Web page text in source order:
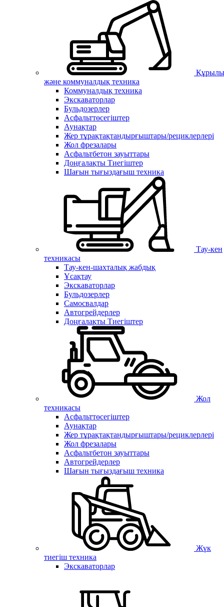
және коммуналдық техника
Коммуналдық техника
Экскаваторлар
Бульдозерлер
Асфальттөсегіштер
Аунақтар
Жер тұрақтақтандырғыштары/рециклерлері
Жол фрезалары
Асфальтбетон зауыттары
Доңғалақты Тиегіштер
Шағын тығыздағыш техника
Тау-кен
техникасы
Тау-кен-шахталық жабдық
Ұсақтау
Экскаваторлар
Бульдозерлер
Самосвалдар
Автогрейдерлер
Доңғалақты Тиегіштер
Жол
техникасы
Асфальттөсегіштер
Аунақтар
Жер тұрақтақтандырғыштары/рециклерлері
Жол фрезалары
Асфальтбетон зауыттары
Автогрейдерлер
Шағын тығыздағыш техника
Жүк
тиегіш техника
Экскаваторлар